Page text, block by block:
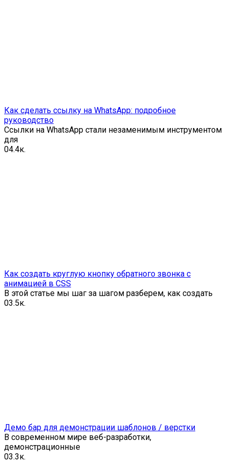
Как сделать ссылку на WhatsApp: подробное
руководство
Ссылки на WhatsApp стали незаменимым инструментом
для
04.4к.
Как создать круглую кнопку обратного звонка с
анимацией в CSS
В этой статье мы шаг за шагом разберем, как создать
03.5к.
Демо бар для демонстрации шаблонов / верстки
В современном мире веб-разработки,
демонстрационные
03.3к.